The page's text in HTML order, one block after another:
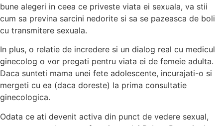
bune alegeri in ceea ce priveste viata ei sexuala, va stii
cum sa previna sarcini nedorite si sa se pazeasca de boli
cu transmitere sexuala.
In plus, o relatie de incredere si un dialog real cu medicul
ginecolog o vor pregati pentru viata ei de femeie adulta.
Daca sunteti mama unei fete adolescente, incurajati-o si
mergeti cu ea (daca doreste) la prima consultatie
ginecologica.
Odata ce ati devenit activa din punct de vedere sexual,